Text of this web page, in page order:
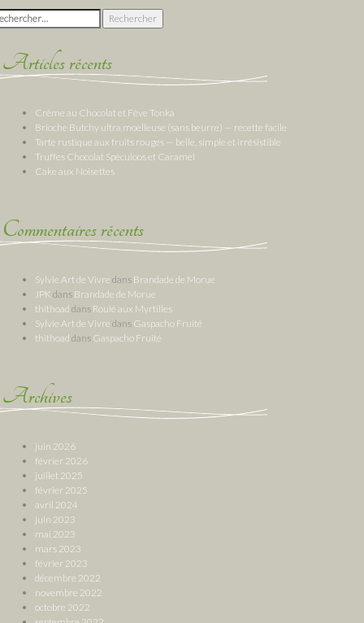
:
Articles récents
Crème au Chocolat et Fève Tonka
Brioche Butchy ultra moelleuse (sans beurre) — recette facile
Tarte rustique aux fruits rouges — belle, simple et irrésistible
Truffes Chocolat Spéculoos et Caramel
Cake aux Noisettes
Commentaires récents
Sylvie Art de Vivre dans Brandade de Morue
JPK dans Brandade de Morue
thithoad dans Roulé aux Myrtilles
Sylvie Art de Vivre dans Gaspacho Fruité
thithoad dans Gaspacho Fruité
Archives
juin 2026
février 2026
juillet 2025
février 2025
avril 2024
juin 2023
mai 2023
mars 2023
février 2023
décembre 2022
novembre 2022
octobre 2022